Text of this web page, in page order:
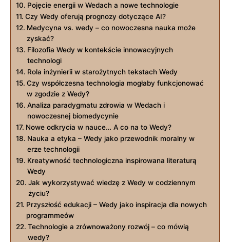
Pojęcie energii w Wedach a nowe technologie
Czy Wedy oferują prognozy dotyczące AI?
Medycyna vs. wedy – co nowoczesna nauka może
zyskać?
Filozofia Wedy w kontekście innowacyjnych
technologi
Rola inżynierii w starożytnych tekstach Wedy
Czy współczesna technologia mogłaby funkcjonować
w zgodzie z Wedy?
Analiza paradygmatu zdrowia w Wedach i
nowoczesnej biomedycynie
Nowe odkrycia w nauce… A co na to Wedy?
Nauka a etyka – Wedy jako przewodnik moralny w
erze technologii
Kreatywność technologiczna inspirowana literaturą
Wedy
Jak wykorzystywać wiedzę z Wedy w codziennym
życiu?
Przyszłość edukacji – Wedy jako inspiracja dla nowych
programmeów
Technologie a zrównoważony rozwój – co mówią
wedy?